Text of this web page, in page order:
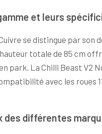
et leurs
se distingue par son
hauteur totale de 85 cm
park. La Chilli Beast V2
avec les roues
des différentes